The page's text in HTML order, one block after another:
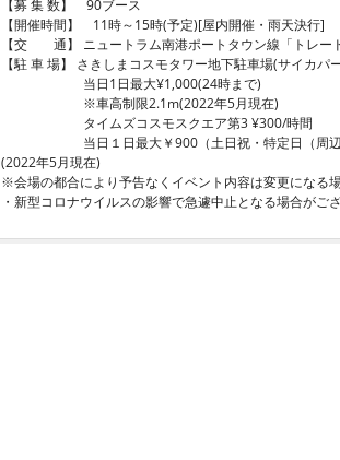
【募 集 数】 90ブース
【開催時間】 11時～15時(予定)[屋内開催・雨天決行]
【交 通】 ニュートラム南港ポートタウン線「トレー
【駐 車 場】 さきしまコスモタワー地下駐車場(サイカ
当日1日最大¥1,000(24時まで)
※車高制限2.1m(2022年5月現在)
タイムズコスモスクエア第3 ¥300/時間
当日１日最大￥900（土日祝・特定日（周辺施
(2022年5月現在)
※会場の都合により予告なくイベント内容は変更になる